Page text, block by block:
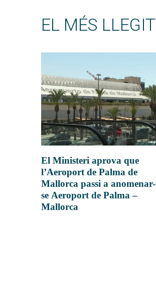
EL MÉS LLEGIT
El Ministeri aprova que
l’Aeroport de Palma de
Mallorca passi a anomenar-
se Aeroport de Palma –
Mallorca